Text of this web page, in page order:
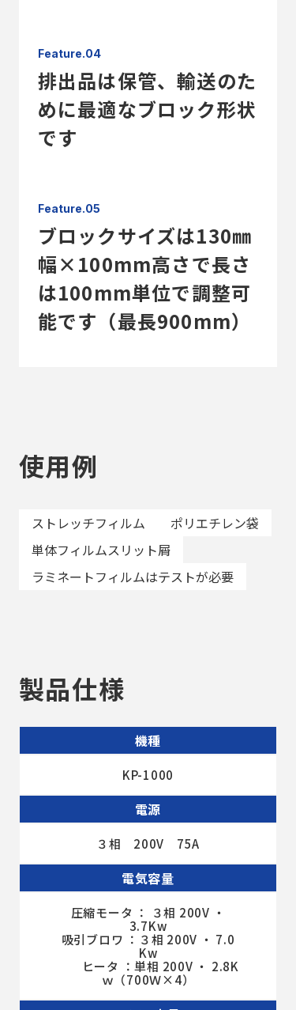
Feature.04
排出品は保管、輸送のた
めに最適なブロック形状
です
Feature.05
ブロックサイズは130㎜
幅×100mm高さで長さ
は100mm単位で調整可
能です（最長900mm）
使用例
ストレッチフィルム
ポリエチレン袋
単体フィルムスリット屑
ラミネートフィルムはテストが必要
製品仕様
機種
KP-1000
電源
３相 200V 75A
電気容量
圧縮モータ ： ３相 200V ・
3.7Kw
吸引ブロワ ：３相 200V ・ 7.0
Kw
ヒータ ：単相 200V ・ 2.8K
ｗ（700Ｗ×4）